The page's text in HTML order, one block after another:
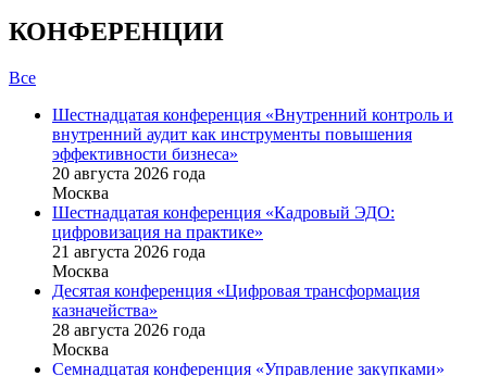
КОНФЕРЕНЦИИ
Все
Шестнадцатая конференция «Внутренний контроль и
внутренний аудит как инструменты повышения
эффективности бизнеса»
20 августа 2026 года
Москва
Шестнадцатая конференция «Кадровый ЭДО:
цифровизация на практике»
21 августа 2026 года
Москва
Десятая конференция «Цифровая трансформация
казначейства»
28 августа 2026 года
Москва
Семнадцатая конференция «Управление закупками»